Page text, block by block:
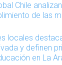
Chile
de las
locales
y definen
en La